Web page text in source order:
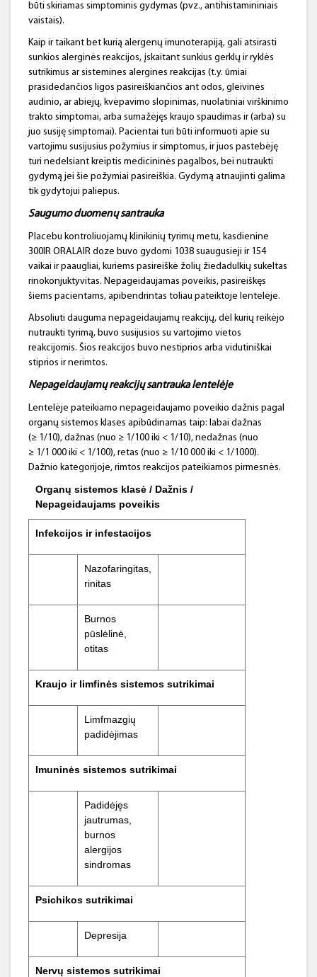
būti skiriamas simptominis gydymas (pvz., antihistamininiais
vaistais).
Kaip ir taikant bet kurią alergenų imunoterapiją, gali atsirasti
sunkios alerginės reakcijos, įskaitant sunkius gerklų ir ryklės
sutrikimus ar sistemines alergines reakcijas (t.y. ūmiai
prasidedančios ligos pasireiškiančios ant odos, gleivinės
audinio, ar abiejų, kvėpavimo slopinimas, nuolatiniai virškinimo
trakto simptomai, arba sumažėjęs kraujo spaudimas ir (arba) su
juo susiję simptomai). Pacientai turi būti informuoti apie su
vartojimu susijusius požymius ir simptomus, ir juos pastebėję
turi nedelsiant kreiptis medicininės pagalbos, bei nutraukti
gydymą jei šie požymiai pasireiškia. Gydymą atnaujinti galima
tik gydytojui paliepus.
Saugumo duomenų santrauka
Placebu kontroliuojamų klinikinių tyrimų metu, kasdienine
300IR ORALAIR doze buvo gydomi 1038 suaugusieji ir 154
vaikai ir paaugliai, kuriems pasireiškė žolių žiedadulkių sukeltas
rinokonjuktyvitas. Nepageidaujamas poveikis, pasireiškęs
šiems pacientams, apibendrintas toliau pateiktoje lentelėje.
Absoliuti dauguma nepageidaujamų reakcijų, dėl kurių reikėjo
nutraukti tyrimą, buvo susijusios su vartojimo vietos
reakcijomis. Šios reakcijos buvo nestiprios arba vidutiniškai
stiprios ir nerimtos.
Nepageidaujamų reakcijų santrauka lentelėje
Lentelėje pateikiamo nepageidaujamo poveikio dažnis pagal
organų sistemos klases apibūdinamas taip: labai dažnas
(≥ 1/10), dažnas (nuo ≥ 1/100 iki < 1/10), nedažnas (nuo
≥ 1/1 000 iki < 1/100), retas (nuo ≥ 1/10 000 iki < 1/1000).
Dažnio kategorijoje, rimtos reakcijos pateikiamos pirmesnės.
Organų sistemos klasė / Dažnis /
Nepageidaujams poveikis
Infekcijos ir infestacijos
Nazofaringitas,
rinitas
Burnos
pūslėlinė,
otitas
Kraujo ir limfinės sistemos sutrikimai
Limfmazgių
padidėjimas
Imuninės sistemos sutrikimai
Padidėjęs
jautrumas,
burnos
alergijos
sindromas
Psichikos sutrikimai
Depresija
Nervų sistemos sutrikimai